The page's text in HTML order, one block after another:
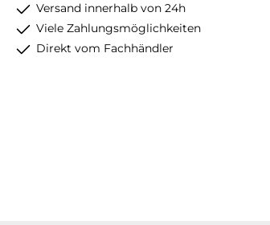
Versand innerhalb von 24h
Viele Zahlungsmöglichkeiten
Direkt vom Fachhändler